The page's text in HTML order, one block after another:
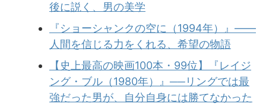
後に説く、男の美学
『ショーシャンクの空に（1994年）』——
人間を信じる力をくれる、希望の物語
【史上最高の映画100本・99位】『レイジ
ング・ブル（1980年）』──リングでは最
強だった男が、自分自身には勝てなかった